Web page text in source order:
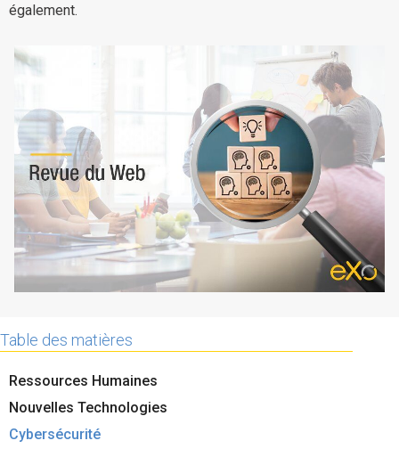
No code
IA maitrisée
Sécurité
Open source
Offre Enterprise
Offre Professionnelle
A propos d’eXo
Centre de ressources
Contactez-nous
Essayez eXo
également.
Table des matières
Ressources Humaines
Nouvelles Technologies
Cybersécurité